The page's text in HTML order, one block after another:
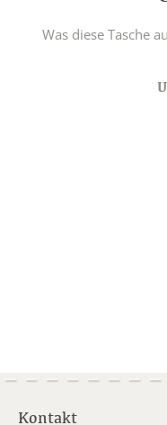
Was diese Tasche
Kontakt